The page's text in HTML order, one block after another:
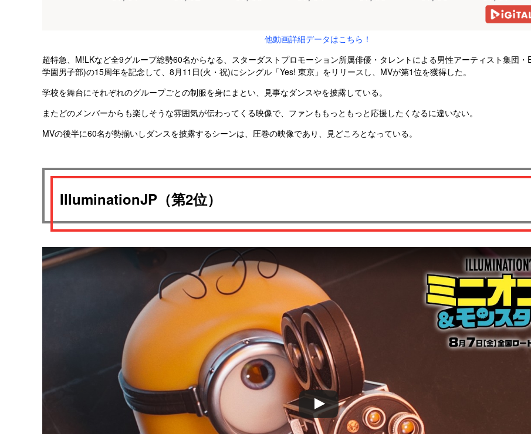
他動画詳細データはこちら！
超特急、M!LKなど全9グループ総勢60名からなる、スターダストプロモーション所属俳優・タレントによる男性アーティスト集団・
学園男子部)の15周年を記念して、8月11日(火・祝)にシングル「Yes! 東京」をリリースし、MVが第1位を獲得した。
学校を舞台にそれぞれのグループごとの制服を身にまとい、見事なダンスやを披露している。
またどのメンバーからも楽しそうな雰囲気が伝わってくる映像で、ファンももっともっと応援したくなるに違いない。
MVの後半に60名が勢揃いしダンスを披露するシーンは、圧巻の映像であり、見どころとなっている。
IlluminationJP（第2位）